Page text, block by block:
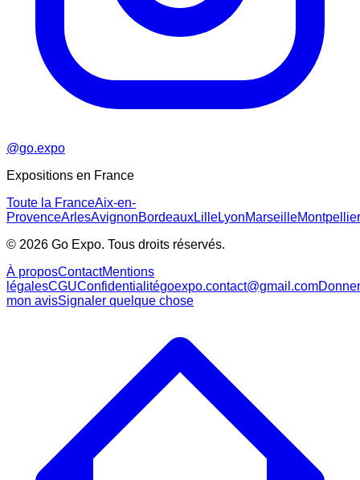
@go.expo
Expositions en France
Toute la FranceAix-en-
ProvenceArlesAvignonBordeauxLilleLyonMarseilleMontpellier
© 2026 Go Expo. Tous droits réservés.
À proposContactMentions
légalesCGUConfidentialitégoexpo.contact@gmail.comDonner
mon avisSignaler quelque chose